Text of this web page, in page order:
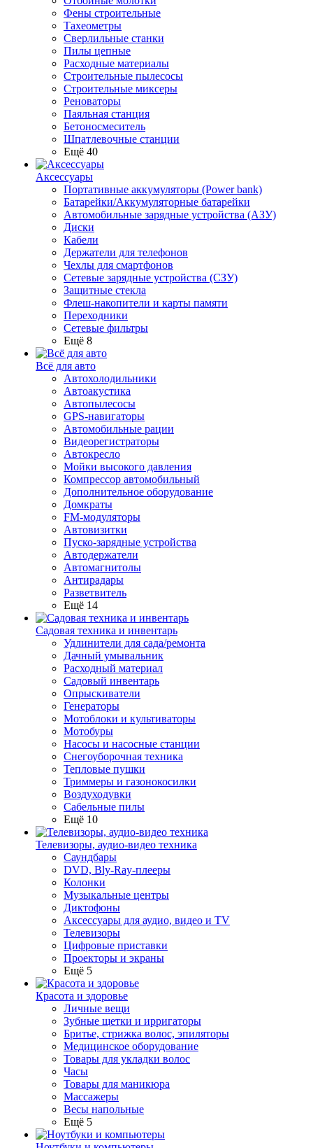
Фены строительные
Тахеометры
Сверлильные станки
Пилы цепные
Расходные материалы
Строительные пылесосы
Строительные миксеры
Реноваторы
Паяльная станция
Бетоносмеситель
Шпатлевочные станции
Ещё 40
Аксессуары
Портативные аккумуляторы (Power bank)
Батарейки/Аккумуляторные батарейки
Автомобильные зарядные устройства (АЗУ)
Диски
Кабели
Держатели для телефонов
Чехлы для смартфонов
Сетевые зарядные устройства (СЗУ)
Защитные стекла
Флеш-накопители и карты памяти
Переходники
Сетевые фильтры
Ещё 8
Всё для авто
Автохолодильники
Автоакустика
Автопылесосы
GPS-навигаторы
Автомобильные рации
Видеорегистраторы
Автокресло
Мойки высокого давления
Компрессор автомобильный
Дополнительное оборудование
Домкраты
FM-модуляторы
Автовизитки
Пуско-зарядные устройства
Автодержатели
Автомагнитолы
Антирадары
Разветвитель
Ещё 14
Садовая техника и инвентарь
Удлинители для сада/ремонта
Дачный умывальник
Расходный материал
Садовый инвентарь
Опрыскиватели
Генераторы
Мотоблоки и культиваторы
Мотобуры
Насосы и насосные станции
Снегоуборочная техника
Тепловые пушки
Триммеры и газонокосилки
Воздуходувки
Сабельные пилы
Ещё 10
Телевизоры, аудио-видео техника
Саундбары
DVD, Bly-Ray-плееры
Колонки
Музыкальные центры
Диктофоны
Аксессуары для аудио, видео и TV
Телевизоры
Цифровые приставки
Проекторы и экраны
Ещё 5
Красота и здоровье
Личные вещи
Зубные щетки и ирригаторы
Бритье, стрижка волос, эпиляторы
Медицинское оборудование
Товары для укладки волос
Часы
Товары для маникюра
Массажеры
Весы напольные
Ещё 5